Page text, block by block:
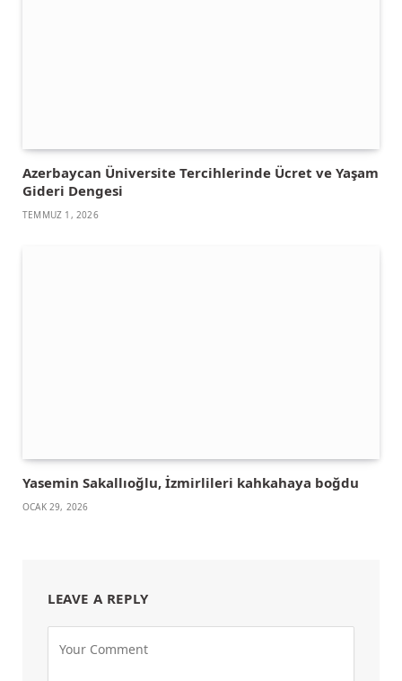
Azerbaycan Üniversite Tercihlerinde Ücret ve Yaşam
Gideri Dengesi
TEMMUZ 1, 2026
Yasemin Sakallıoğlu, İzmirlileri kahkahaya boğdu
OCAK 29, 2026
LEAVE A REPLY